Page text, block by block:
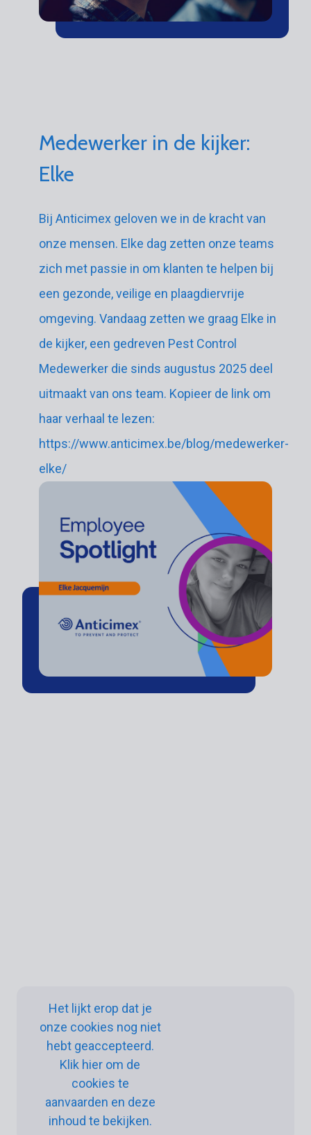
Medewerker in de kijker:
Elke
Bij Anticimex geloven we in de kracht van
onze mensen. Elke dag zetten onze teams
zich met passie in om klanten te helpen bij
een gezonde, veilige en plaagdiervrije
omgeving. Vandaag zetten we graag Elke in
de kijker, een gedreven Pest Control
Medewerker die sinds augustus 2025 deel
uitmaakt van ons team. Kopieer de link om
haar verhaal te lezen:
https://www.anticimex.be/blog/medewerker-
elke/
Het lijkt erop dat je
onze cookies nog niet
hebt geaccepteerd.
Klik hier om de
cookies te
aanvaarden en deze
inhoud te bekijken.